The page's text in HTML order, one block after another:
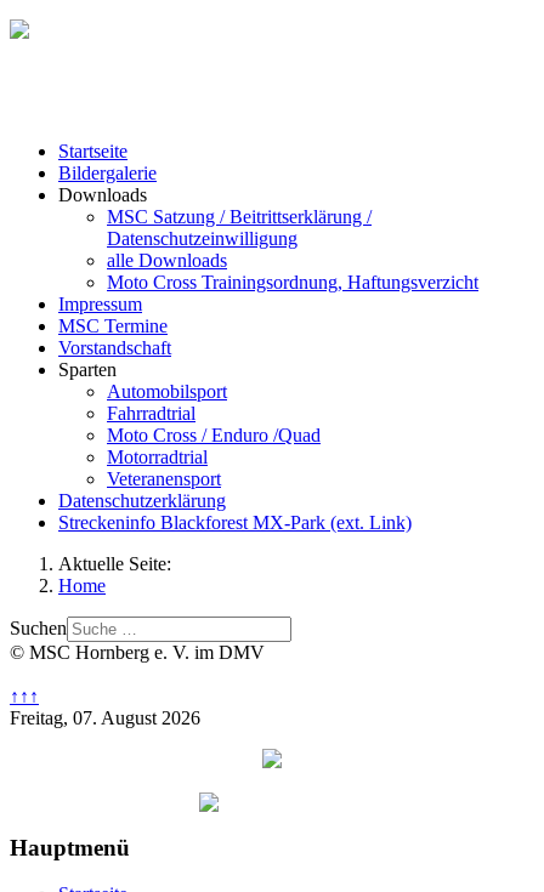
Startseite
Bildergalerie
Downloads
MSC Satzung / Beitrittserklärung /
Datenschutzeinwilligung
alle Downloads
Moto Cross Trainingsordnung, Haftungsverzicht
Impressum
MSC Termine
Vorstandschaft
Sparten
Automobilsport
Fahrradtrial
Moto Cross / Enduro /Quad
Motorradtrial
Veteranensport
Datenschutzerklärung
Streckeninfo Blackforest MX-Park (ext. Link)
Aktuelle Seite:
Home
Suchen
© MSC Hornberg e. V. im DMV
↑↑↑
Freitag, 07. August 2026
Hauptmenü